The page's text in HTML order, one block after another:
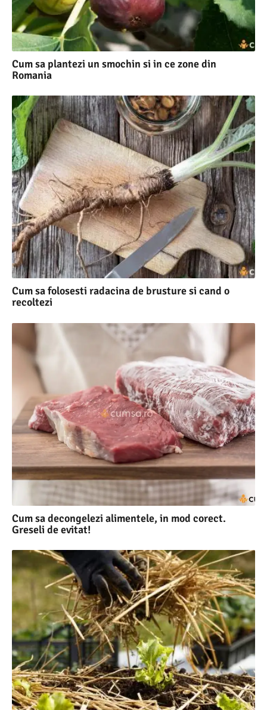
Cum sa plantezi un smochin si in ce zone din
Romania
Cum sa folosesti radacina de brusture si cand o
recoltezi
Cum sa decongelezi alimentele, in mod corect.
Greseli de evitat!